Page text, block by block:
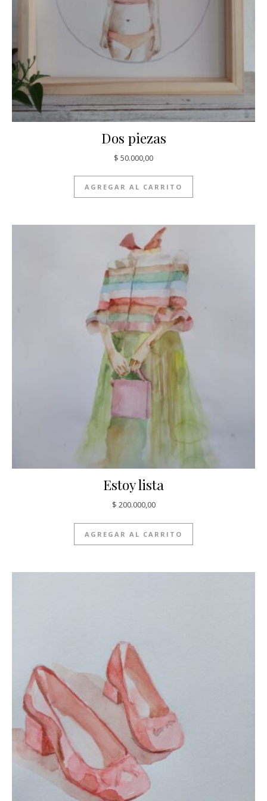
Dos piezas
$ 50.000,00
AGREGAR AL CARRITO
Estoy lista
$ 200.000,00
AGREGAR AL CARRITO